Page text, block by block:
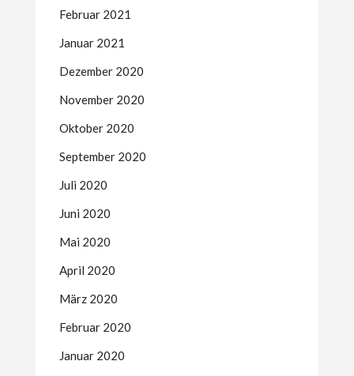
Februar 2021
Januar 2021
Dezember 2020
November 2020
Oktober 2020
September 2020
Juli 2020
Juni 2020
Mai 2020
April 2020
März 2020
Februar 2020
Januar 2020